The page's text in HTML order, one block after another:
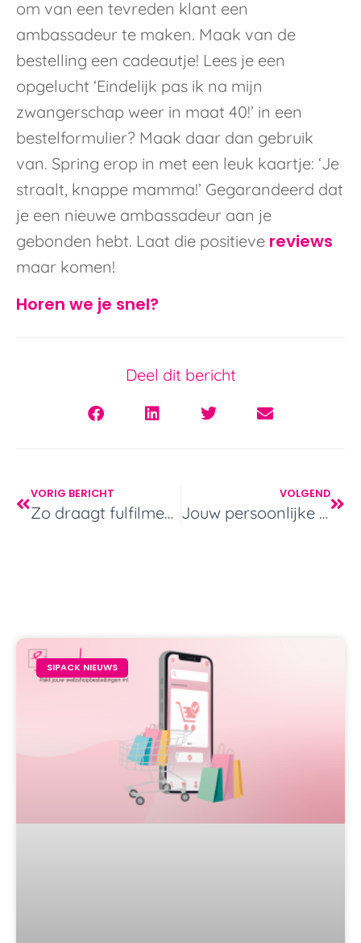
om van een tevreden klant een
ambassadeur te maken. Maak van de
bestelling een cadeautje! Lees je een
opgelucht ‘Eindelijk pas ik na mijn
zwangerschap weer in maat 40!’ in een
bestelformulier? Maak daar dan gebruik
van. Spring erop in met een leuk kaartje: ‘Je
straalt, knappe mamma!’ Gegarandeerd dat
je een nieuwe ambassadeur aan je
gebonden hebt. Laat die positieve reviews
maar komen!
Horen we je snel?
Deel dit bericht
VORIG BERICHT
Zo draagt fulfilment bij aan je omzet
VOLGEND
Jouw persoonlijke aanpak voelbaar in elk pakketje
SIPACK NIEUWS